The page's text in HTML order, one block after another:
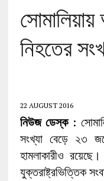
নিহতের
22 AUGUST 2016
নিউজ ডেস্ক:
সংখ্যা বেড়ে ২৩
হামলাকারীও
যুক্তরাষ্ট্রভিত্তিক